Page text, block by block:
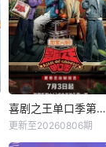
喜剧之王单口季第三季
更新至20260806期